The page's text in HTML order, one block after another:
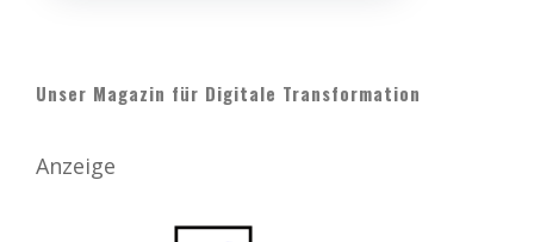
Unser Magazin für Digitale Transformation
Anzeige